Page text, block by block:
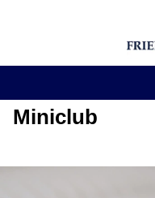
Miniclub